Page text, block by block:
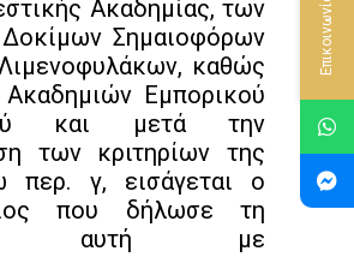
Ακαδημίας, των
Σημαιοφόρων
καθώς
Εμπορικού
και μετά την
των κριτηρίων της
περ. γ, εισάγεται ο
που δήλωσε τη
αυτή με
Επικοινωνία